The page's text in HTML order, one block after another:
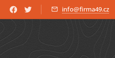
info@firma49.cz